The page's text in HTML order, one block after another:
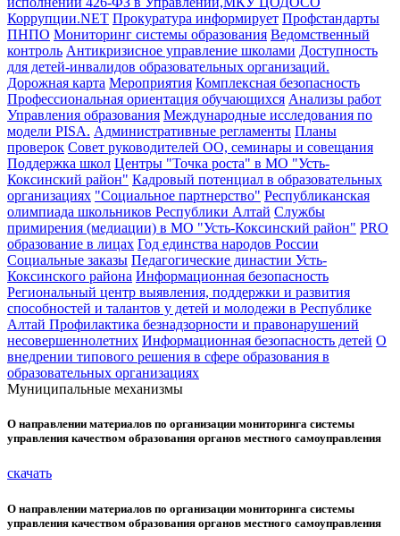
Коррупции.NET Прокуратура информирует Профстандарты
ПНПО Мониторинг системы образования Ведомственный
контроль Антикризисное управление школами Доступность
для детей-инвалидов образовательных организаций.
Дорожная карта Мероприятия Комплексная безопасность
Профессиональная ориентация обучающихся Анализы работ
Управления образования Международные исследования по
модели PISA. Административные регламенты Планы
проверок Совет руководителей ОО, семинары и совещания
Поддержка школ Центры "Точка роста" в МО "Усть-
Коксинский район" Кадровый потенциал в образовательных
организациях "Социальное партнерство" Республиканская
олимпиада школьников Республики Алтай Службы
примирения (медиации) в МО "Усть-Коксинский район" PRO
образование в лицах Год единства народов России
Социальные заказы Педагогические династии Усть-
Коксинского района Информационная безопасность
Региональный центр выявления, поддержки и развития
способностей и талантов у детей и молодежи в Республике
Алтай Профилактика безнадзорности и правонарушений
несовершеннолетних Информационная безопасность детей О
внедрении типового решения в сфере образования в
образовательных организациях
Муниципальные механизмы
О направлении материалов по организации мониторинга системы
управления качеством образования органов местного самоуправления
скачать
О направлении материалов по организации мониторинга системы
управления качеством образования органов местного самоуправления